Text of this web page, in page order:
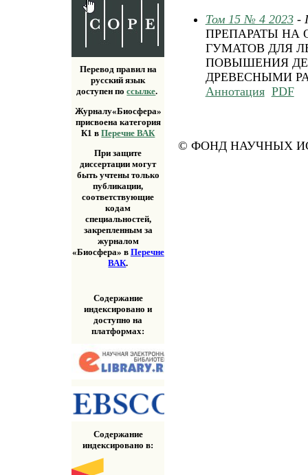
Перевод правил на
русский язык
доступен поссылке.
Журналу«Биосфера»
присвоена категория
К1 вПеречне ВАК
При защите
диссертации могут
быть учтены только
публикации,
соответствующие
кодам
специальностей,
закрепленным за
журналом
«Биосфера» в Перечне
ВАК.
Содержание
индексировано и
доступно на
платформах:
Содержание
индексировано в:
Том 15 № 4 2023-
ПРЕПАРАТЫ НА
ГУМАТОВ ДЛЯ
ПОВЫШЕНИЯ
ДРЕВЕСНЫМИ
Аннотация PDF
© ФОНД НАУЧНЫХ